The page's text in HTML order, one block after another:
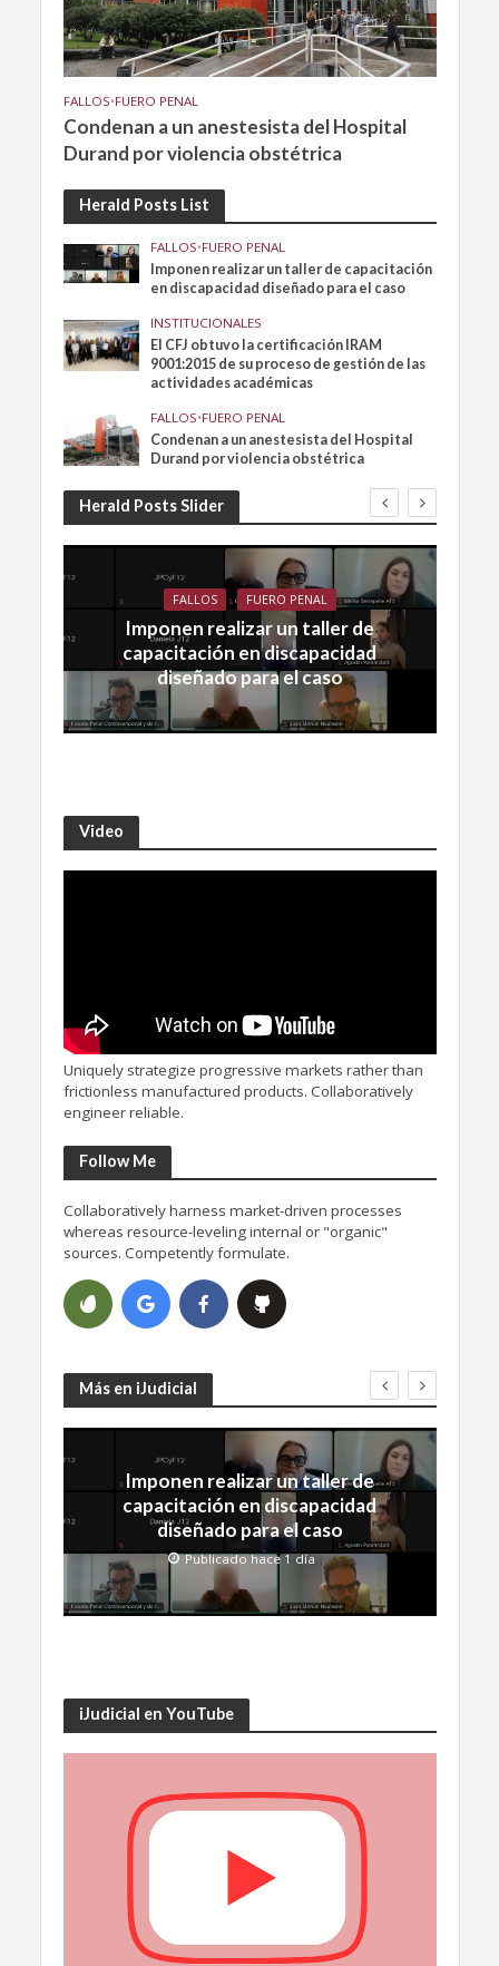
FALLOS•FUERO PENAL
Condenan a un anestesista del Hospital
Durand por violencia obstétrica
Herald Posts List
FALLOS•FUERO PENAL
Imponen realizar un taller de capacitación
en discapacidad diseñado para el caso
INSTITUCIONALES
El CFJ obtuvo la certificación IRAM
9001:2015 de su proceso de gestión de las
actividades académicas
FALLOS•FUERO PENAL
Condenan a un anestesista del Hospital
Durand por violencia obstétrica
Herald Posts Slider
FALLOS FUERO PENAL
Imponen realizar un taller de
capacitación en discapacidad
diseñado para el caso
Video
Uniquely strategize progressive markets rather than
frictionless manufactured products. Collaboratively
engineer reliable.
Follow Me
Collaboratively harness market-driven processes
whereas resource-leveling internal or "organic"
sources. Competently formulate.
Más en iJudicial
Imponen realizar un taller de
capacitación en discapacidad
diseñado para el caso
Publicado hace 1 día
iJudicial en YouTube